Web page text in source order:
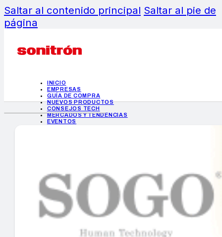
Saltar al contenido principal Saltar al pie de
página
INICIO
EMPRESAS
GUÍA DE COMPRA
NUEVOS PRODUCTOS
CONSEJOS TECH
MERCADOS Y TENDENCIAS
EVENTOS
INICIO
EMPRESAS
GUÍA DE COMPRA